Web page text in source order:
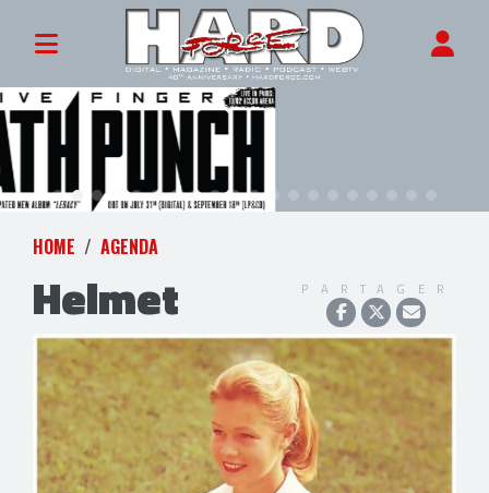
HOME AGENDA
Helmet PARTAGER